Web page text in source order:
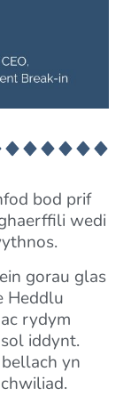
bod prif
wedi
gorau glas
Heddlu
rydym
iddynt.
yn